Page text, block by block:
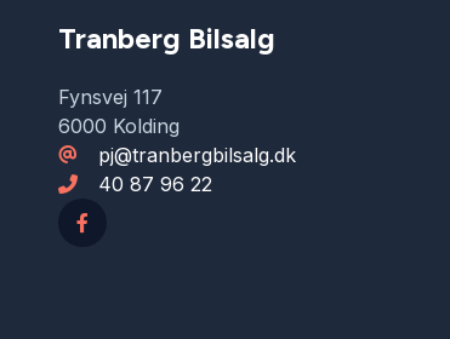
Tranberg Bilsalg
Fynsvej 117
6000 Kolding
pj@tranbergbilsalg.dk
40 87 96 22